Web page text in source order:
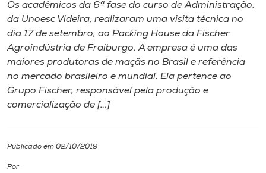
A
Internacionalização
I.nova
Cultura
Os acadêmicos da 6ª fase do curso de Administração,
da Unoesc Videira, realizaram uma visita técnica no
dia 17 de setembro, ao Packing House da Fischer
Agroindústria de Fraiburgo. A empresa é uma das
maiores produtoras de maçãs no Brasil e referência
no mercado brasileiro e mundial. Ela pertence ao
Grupo Fischer, responsável pela produção e
comercialização de […]
Publicado em 02/10/2019
Por